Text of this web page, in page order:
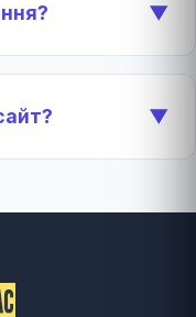
▼
▼